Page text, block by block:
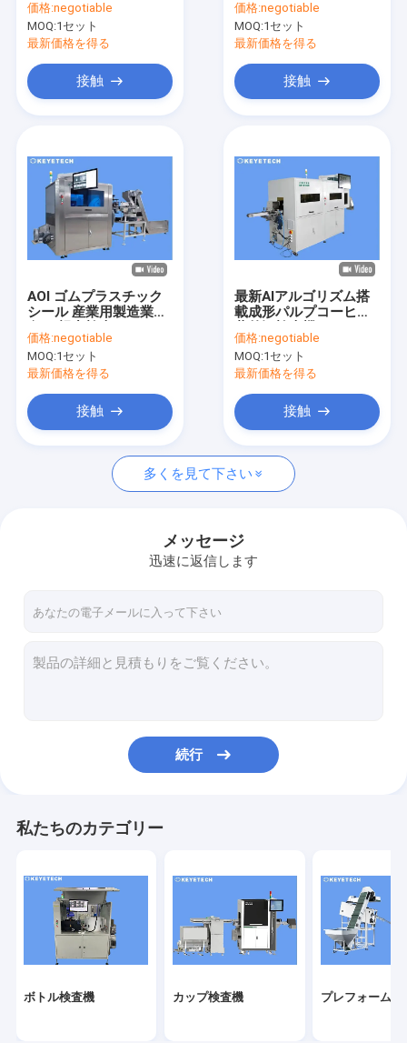
プロダクト
私達について
工場旅行
私達に連絡しなさい
ニュース
引用を要求しなさい
ボトル検査機
プレフォーム検査機
IML検査機
価格:negotiable
MOQ:1セット
最新価格を得る
接触
テム
価格:negotiable
MOQ:1セット
最新価格を得る
接触
AOI ゴムプラスチック
シール 産業用製造業者
ション
価格:negotiable
MOQ:1セット
最新価格を得る
接触
最新AIアルゴリズム搭
載成形パルプコーヒー
価格:negotiable
MOQ:1セット
最新価格を得る
接触
多くを見て下さい
メッセージ
迅速に返信します
続行
私たちのカテゴリー
ボトル検査機 カップ検査機 プレフォーム検